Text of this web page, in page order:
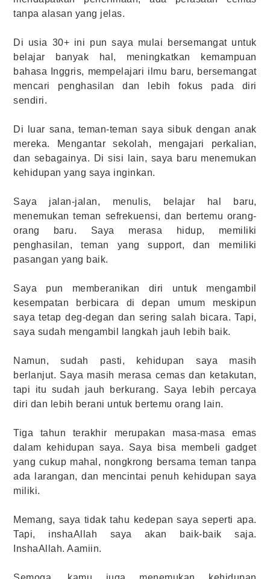
tanpa alasan yang jelas.
Di usia 30+ ini pun saya mulai bersemangat untuk
belajar banyak hal, meningkatkan kemampuan
bahasa Inggris, mempelajari ilmu baru, bersemangat
mencari penghasilan dan lebih fokus pada diri
sendiri.
Di luar sana, teman-teman saya sibuk dengan anak
mereka. Mengantar sekolah, mengajari perkalian,
dan sebagainya. Di sisi lain, saya baru menemukan
kehidupan yang saya inginkan.
Saya jalan-jalan, menulis, belajar hal baru,
menemukan teman sefrekuensi, dan bertemu orang-
orang baru. Saya merasa hidup, memiliki
penghasilan, teman yang support, dan memiliki
pasangan yang baik.
Saya pun memberanikan diri untuk mengambil
kesempatan berbicara di depan umum meskipun
saya tetap deg-degan dan sering salah bicara. Tapi,
saya sudah mengambil langkah jauh lebih baik.
Namun, sudah pasti, kehidupan saya masih
berlanjut. Saya masih merasa cemas dan ketakutan,
tapi itu sudah jauh berkurang. Saya lebih percaya
diri dan lebih berani untuk bertemu orang lain.
Tiga tahun terakhir merupakan masa-masa emas
dalam kehidupan saya. Saya bisa membeli gadget
yang cukup mahal, nongkrong bersama teman tanpa
ada larangan, dan mencintai penuh kehidupan saya
miliki.
Memang, saya tidak tahu kedepan saya seperti apa.
Tapi, inshaAllah saya akan baik-baik saja.
InshaAllah. Aamiin.